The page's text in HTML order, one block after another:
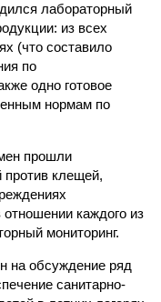
лабораторный
из всех
(что составило
по
одно готовое
нормам по
прошли
против клещей,
каждого из
мониторинг.
на обсуждение ряд
санитарно-